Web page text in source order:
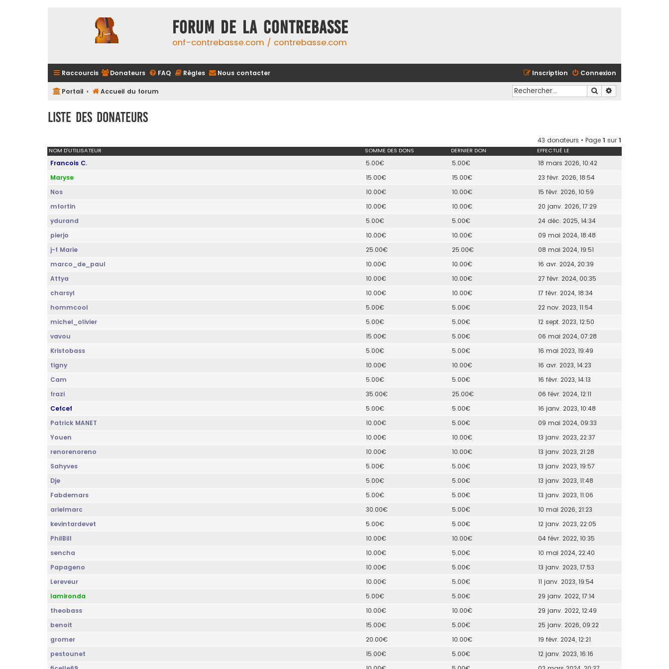
FORUM DE LA CONTREBASSE
onf-contrebasse.com / contrebasse.com
Raccourcis Donateurs FAQ Règles Nous contacter Connexion
Inscription
Portail Accueil du forum Rechercher
Liste des donateurs
43 donateurs • Page 1 sur 1
NOM D’UTILISATEUR SOMME DES DONS DERNIER DON EFFECTUÉ LE
Francois C. 5.00€ 5.00€
18 mars 2026, 10:42
Maryse
15.00€ 15.00€
23 févr. 2026, 18:54
Nos
10.00€ 10.00€
15 févr. 2026, 10:59
mfortin
10.00€ 10.00€
20 janv. 2026, 17:29
ydurand
5.00€ 5.00€
24 déc. 2025, 14:34
pierjo
10.00€ 10.00€
09 mai 2024, 18:48
j-f Marie
25.00€ 25.00€
08 mai 2024, 19:51
marco_de_paul
10.00€ 10.00€
16 avr. 2024, 20:39
Attya
10.00€ 10.00€
27 févr. 2024, 00:35
charsyl
10.00€ 10.00€
17 févr. 2024, 18:34
hommcool
5.00€ 5.00€
22 nov. 2023, 11:54
michel_olivier
5.00€ 5.00€
12 sept. 2023, 12:50
vavou
15.00€ 5.00€
06 mai 2024, 07:28
Kristobass
5.00€ 5.00€
16 mai 2023, 19:49
tigny
10.00€ 10.00€
16 avr. 2023, 14:23
Cam
5.00€ 5.00€
16 févr. 2023, 14:13
frazi
35.00€ 25.00€
06 févr. 2024, 12:11
Cefcef
5.00€ 5.00€
16 janv. 2023, 10:48
Patrick MANET
10.00€ 5.00€
09 mai 2024, 09:33
Youen
10.00€ 10.00€
13 janv. 2023, 22:37
renorenoreno
10.00€ 10.00€
13 janv. 2023, 21:28
Sahyves
5.00€ 5.00€
13 janv. 2023, 19:57
Dje
5.00€ 5.00€
13 janv. 2023, 11:48
Fabdemars
5.00€ 5.00€
13 janv. 2023, 11:06
arielmarc
30.00€ 5.00€
10 mai 2026, 21:23
kevintardevet
5.00€ 5.00€
12 janv. 2023, 22:05
PhilBill
10.00€ 10.00€
04 févr. 2022, 10:35
sencha
10.00€ 5.00€
10 mai 2024, 22:40
Papageno
10.00€ 5.00€
13 janv. 2023, 17:53
Lereveur
10.00€ 5.00€
11 janv. 2023, 19:54
lamironda
5.00€ 5.00€
29 janv. 2022, 17:14
theobass
10.00€ 10.00€
29 janv. 2022, 12:49
benoit
15.00€ 5.00€
25 janv. 2026, 09:22
gromer
20.00€ 10.00€
19 févr. 2024, 12:21
pestounet
15.00€ 5.00€
12 janv. 2023, 16:16